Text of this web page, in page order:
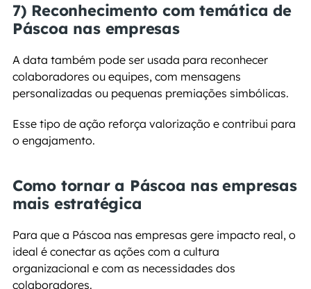
7) Reconhecimento com temática de
Páscoa nas empresas
A data também pode ser usada para reconhecer
colaboradores ou equipes, com mensagens
personalizadas ou pequenas premiações simbólicas.
Esse tipo de ação reforça valorização e contribui para
o engajamento.
Como tornar a Páscoa nas empresas
mais estratégica
Para que a Páscoa nas empresas gere impacto real, o
ideal é conectar as ações com a cultura
organizacional e com as necessidades dos
colaboradores.